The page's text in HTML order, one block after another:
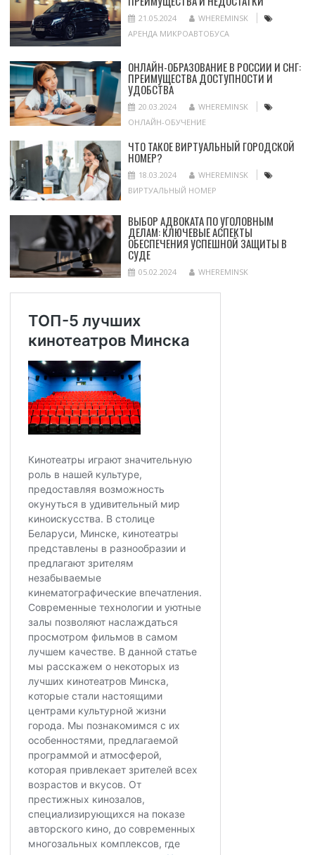
21.05.2024
WHEREMINSK
АРЕНДА МИКРОАВТОБУСА
ОНЛАЙН-ОБРАЗОВАНИЕ В РОССИИ И СНГ:
ПРЕИМУЩЕСТВА ДОСТУПНОСТИ И
УДОБСТВА
20.03.2024
WHEREMINSK
ОНЛАЙН-ОБУЧЕНИЕ
ЧТО ТАКОЕ ВИРТУАЛЬНЫЙ ГОРОДСКОЙ
НОМЕР?
18.03.2024
WHEREMINSK
ВИРТУАЛЬНЫЙ НОМЕР
ВЫБОР АДВОКАТА ПО УГОЛОВНЫМ
ДЕЛАМ: КЛЮЧЕВЫЕ АСПЕКТЫ
ОБЕСПЕЧЕНИЯ УСПЕШНОЙ ЗАЩИТЫ В
СУДЕ
05.02.2024 WHEREMINSK